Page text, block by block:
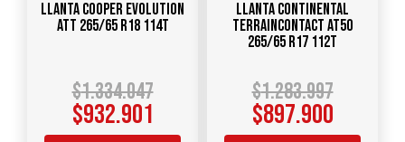
Llanta COOPER Evolution
ATT 265/65 R18 114T
$1.334.047
$932.901
Llanta CONTINENTAL
TerrainContact AT50
265/65 R17 112T
$1.283.997
$897.900